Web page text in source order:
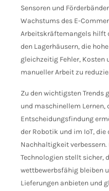
Sensoren und
Wachstums des E-
Arbeitskräftemangels hilft
den Lagerhäusern, die
gleichzeitig Fehler, Kosten
manueller Arbeit zu
Zu den wichtigsten Trends
und maschinellem Lernen,
Entscheidungsfindung
der Robotik und im IoT,
Nachhaltigkeit
Technologien stellt sicher,
wettbewerbsfähig bleiben
Lieferungen anbieten und